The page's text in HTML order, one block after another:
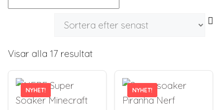
Visar alla 17 resultatSortera
efter
senaste
NYHET!
NYHET! NYHET!
NYHET!